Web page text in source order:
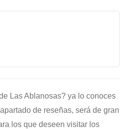
Las Ablanosas? ya lo conoces
de reseñas, será de gran
los que deseen visitar los